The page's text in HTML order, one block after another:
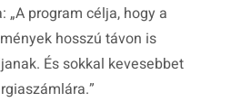
„A program célja, hogy a
hosszú távon is
És sokkal kevesebbet
”